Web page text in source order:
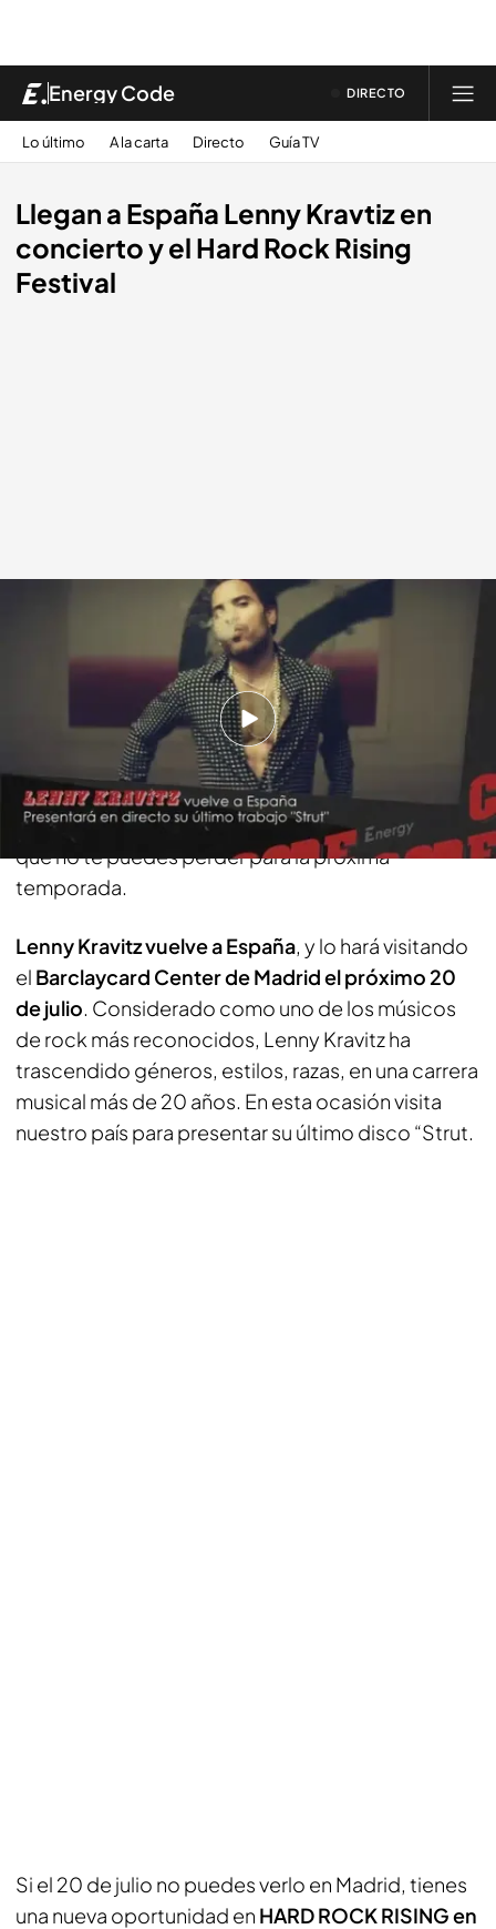
Energy Code DIRECTO
Lo último A la carta Directo Guía TV
Llegan a España Lenny Kravtiz en
concierto y el Hard Rock Rising
Festival
Esta semana en Energy Code te contamos todo
sobre lascitas con la mejor música en directo
que no te puedes perder para la próxima
temporada.
Lenny Kravitz vuelve a España, y lo hará visitando
el Barclaycard Center de Madrid el próximo 20
de julio. Considerado como uno de los músicos
de rock más reconocidos, Lenny Kravitz ha
trascendido géneros, estilos, razas, en una carrera
musical más de 20 años. En esta ocasión visita
nuestro país para presentar su último disco “Strut.
Si el 20 de julio no puedes verlo en Madrid, tienes
una nueva oportunidad en HARD ROCK RISING en